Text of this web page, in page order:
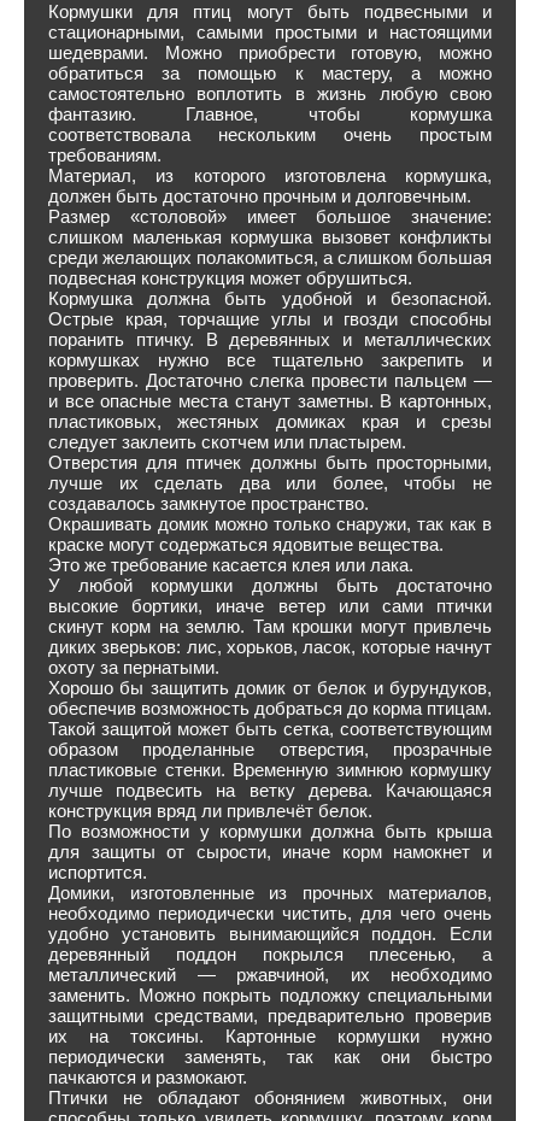
Кормушки для птиц могут быть подвесными и
стационарными, самыми простыми и настоящими
шедеврами. Можно приобрести готовую, можно
обратиться за помощью к мастеру, а можно
самостоятельно воплотить в жизнь любую свою
фантазию. Главное, чтобы кормушка
соответствовала нескольким очень простым
требованиям.
Материал, из которого изготовлена кормушка,
должен быть достаточно прочным и долговечным.
Размер «столовой» имеет большое значение:
слишком маленькая кормушка вызовет конфликты
среди желающих полакомиться, а слишком большая
подвесная конструкция может обрушиться.
Кормушка должна быть удобной и безопасной.
Острые края, торчащие углы и гвозди способны
поранить птичку. В деревянных и металлических
кормушках нужно все тщательно закрепить и
проверить. Достаточно слегка провести пальцем —
и все опасные места станут заметны. В картонных,
пластиковых, жестяных домиках края и срезы
следует заклеить скотчем или пластырем.
Отверстия для птичек должны быть просторными,
лучше их сделать два или более, чтобы не
создавалось замкнутое пространство.
Окрашивать домик можно только снаружи, так как в
краске могут содержаться ядовитые вещества.
Это же требование касается клея или лака.
У любой кормушки должны быть достаточно
высокие бортики, иначе ветер или сами птички
скинут корм на землю. Там крошки могут привлечь
диких зверьков: лис, хорьков, ласок, которые начнут
охоту за пернатыми.
Хорошо бы защитить домик от белок и бурундуков,
обеспечив возможность добраться до корма птицам.
Такой защитой может быть сетка, соответствующим
образом проделанные отверстия, прозрачные
пластиковые стенки. Временную зимнюю кормушку
лучше подвесить на ветку дерева. Качающаяся
конструкция вряд ли привлечёт белок.
По возможности у кормушки должна быть крыша
для защиты от сырости, иначе корм намокнет и
испортится.
Домики, изготовленные из прочных материалов,
необходимо периодически чистить, для чего очень
удобно установить вынимающийся поддон. Если
деревянный поддон покрылся плесенью, а
металлический — ржавчиной, их необходимо
заменить. Можно покрыть подложку специальными
защитными средствами, предварительно проверив
их на токсины. Картонные кормушки нужно
периодически заменять, так как они быстро
пачкаются и размокают.
Птички не обладают обонянием животных, они